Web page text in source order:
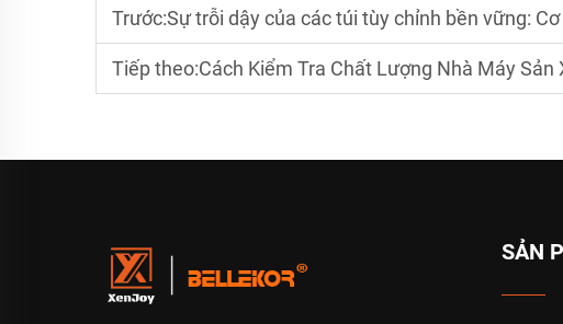
Trước:Sự trỗi dậy của các túi tùy chỉnh bền vững:
Tiếp theo:Cách Kiểm Tra Chất Lượng Nhà Máy Sản Xuất Túi
SẢN